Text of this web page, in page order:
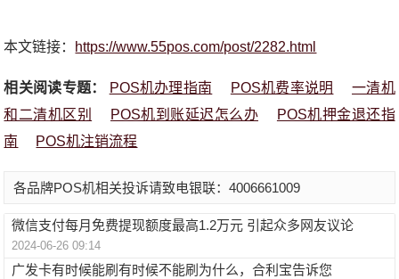
本文链接： https://www.55pos.com/post/2282.html
相关阅读专题： POS机办理指南 POS机费率说明
一清机
和二清机区别
POS机到账延迟怎么办
POS机押金退还指
南
POS机注销流程
各品牌POS机相关投诉请致电银联：4006661009
微信支付每月免费提现额度最高1.2万元 引起众多网友议论
2024-06-26 09:14
广发卡有时候能刷有时候不能刷为什么，合利宝告诉您